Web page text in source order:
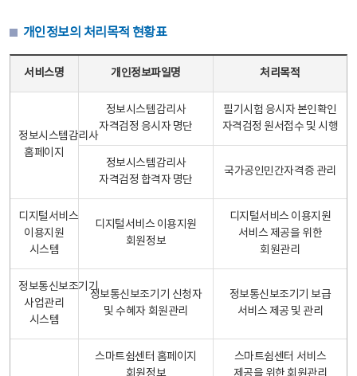
개인정보의 처리목적 현황표
서비스명 개인정보파일명 처리목적
정보시스템감리사
홈페이지
정보시스템감리사
자격검정 응시자 명단
필기시험 응시자 본인확인
자격검정 원서접수 및 시행
정보시스템감리사
자격검정 합격자 명단
국가공인민간자격증 관리
디지털서비스
이용지원
시스템
디지털서비스 이용지원
회원정보
디지털서비스 이용지원
서비스 제공을 위한
회원관리
정보통신보조기기
사업관리
시스템
정보통신보조기기 신청자
및 수혜자 회원관리
정보통신보조기기 보급
서비스 제공 및 관리
스마트쉼센터 홈페이지
스마트쉼센터 서비스